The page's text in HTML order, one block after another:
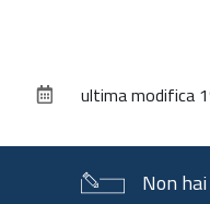
documentoultima modifica
Non